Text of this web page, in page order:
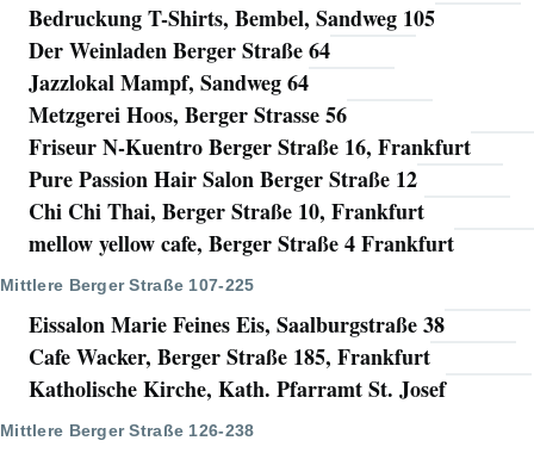
Bedruckung T-Shirts, Bembel, Sandweg 105
Der Weinladen Berger Straße 64
Jazzlokal Mampf, Sandweg 64
Metzgerei Hoos, Berger Strasse 56
Friseur N-Kuentro Berger Straße 16, Frankfurt
Pure Passion Hair Salon Berger Straße 12
Chi Chi Thai, Berger Straße 10, Frankfurt
mellow yellow cafe, Berger Straße 4 Frankfurt
Mittlere Berger Straße 107-225
Eissalon Marie Feines Eis, Saalburgstraße 38
Cafe Wacker, Berger Straße 185, Frankfurt
Katholische Kirche, Kath. Pfarramt St. Josef
Mittlere Berger Straße 126-238